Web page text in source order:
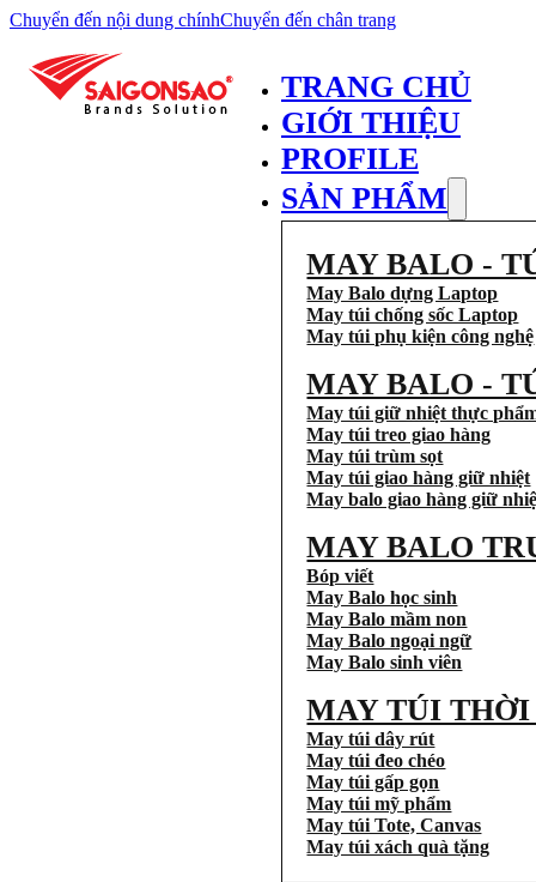
Chuyển đến nội dung chínhChuyển đến chân trang
TRANG CHỦ
GIỚI THIỆU
PROFILE
SẢN PHẨM
MAY BALO -
May Balo dựng Laptop
May túi chống sốc Laptop
May túi phụ kiện công nghệ
MAY BALO -
May túi giữ nhiệt thực
May túi treo giao hàng
May túi trùm sọt
May túi giao hàng giữ nhiệt
May balo giao hàng giữ
MAY BALO
Bóp viết
May Balo học sinh
May Balo mầm non
May Balo ngoại ngữ
May Balo sinh viên
MAY TÚI
May túi dây rút
May túi đeo chéo
May túi gấp gọn
May túi mỹ phẩm
May túi Tote, Canvas
May túi xách quà tặng